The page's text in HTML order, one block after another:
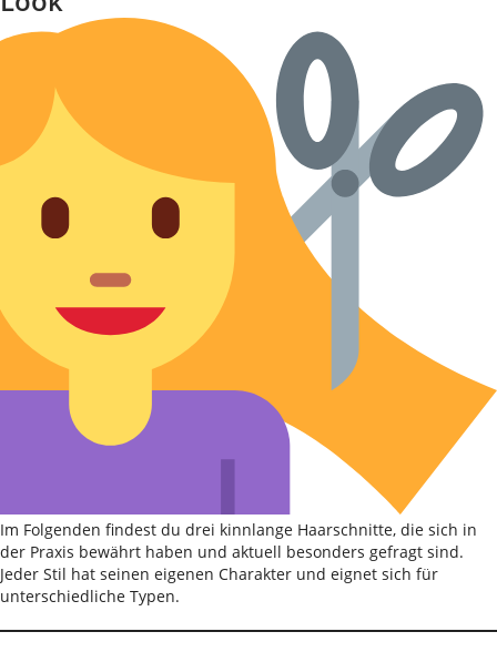
Im Folgenden findest du drei kinnlange Haarschnitte, die sich in
der Praxis bewährt haben und aktuell besonders gefragt sind.
Jeder Stil hat seinen eigenen Charakter und eignet sich für
unterschiedliche Typen.